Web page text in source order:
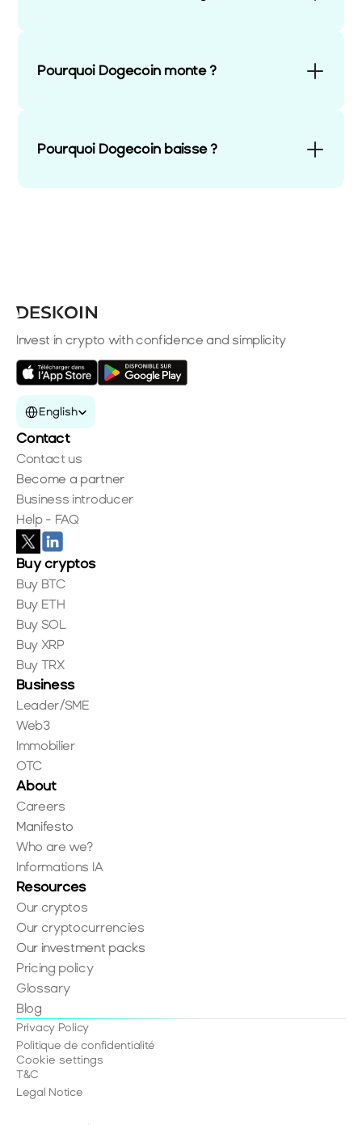
Pourquoi Dogecoin monte ?
Pourquoi Dogecoin baisse ?
Invest in crypto with confidence and simplicity
Select Language
English
Contact
Contact us
Become a partner
Business introducer
Help - FAQ
Buy cryptos
Buy BTC
Buy ETH
Buy SOL
Buy XRP
Buy TRX
Business
Leader/SME
Web3
Immobilier
OTC
About
Careers
Manifesto
Who are we?
Informations IA
Resources
Our cryptos
Our cryptocurrencies
Our investment packs
Pricing policy
Glossary
Blog
Privacy Policy
Politique de confidentialité
Cookie settings
T&C
Legal Notice